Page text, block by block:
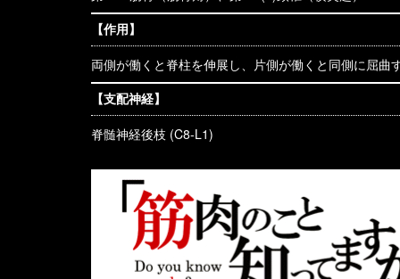
【作用】
両側が働くと脊柱を伸展し、片側が働くと同側に屈曲
【支配神経】
脊髄神経後枝 (C8-L1)